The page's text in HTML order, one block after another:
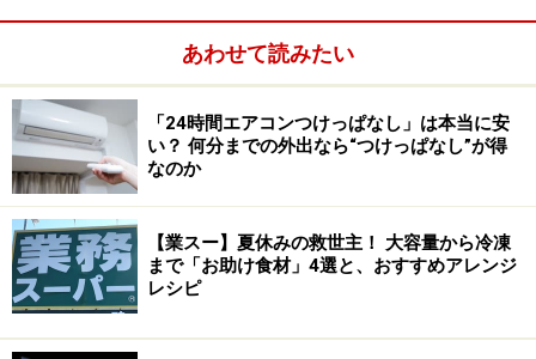
洗濯は回数を少なく
衣類の絡みも家事効率低下の原因
あわせて読みたい
「24時間エアコンつけっぱなし」は本当に安
い？ 何分までの外出なら“つけっぱなし”が得
なのか
【業スー】夏休みの救世主！ 大容量から冷凍
まで「お助け食材」4選と、おすすめアレンジ
レシピ